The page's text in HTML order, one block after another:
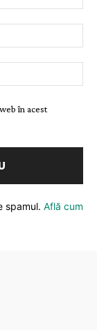
în acest
spamul. Află cum